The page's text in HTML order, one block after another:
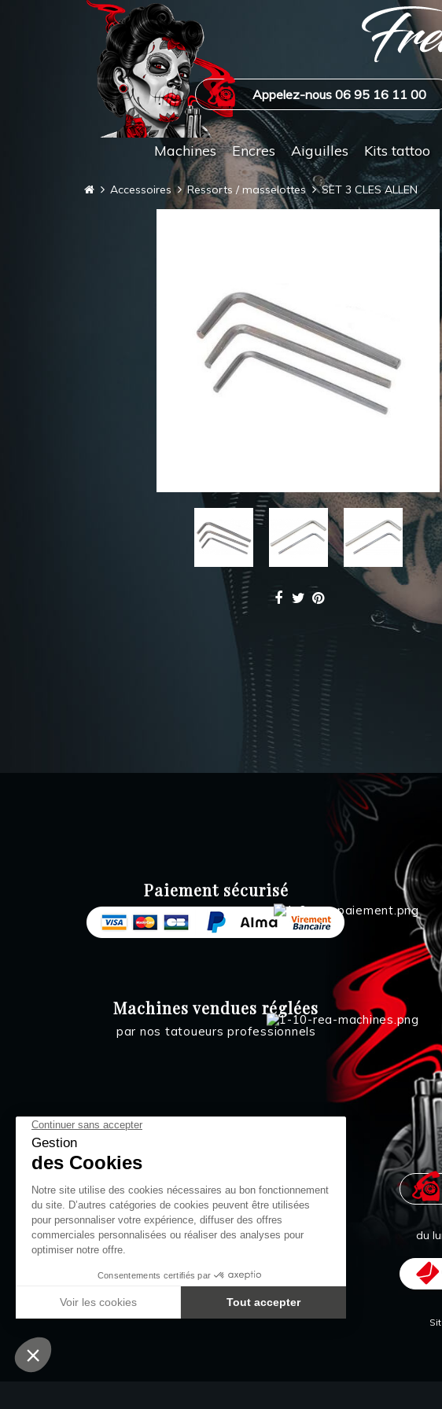
Appelez-nous 06 95 16 11 00
Machines Encres Aiguilles Kits tattoo
Accessoires Ressorts / masselottes SET 3 CLES ALLEN
Paiement sécurisé
Machines vendues réglées
par nos tatoueurs professionnels
En savoir plus
Encre tattoo
Le piquage
Nos clients témoignent
Histoire du tatouage
Signification des tatouages
du